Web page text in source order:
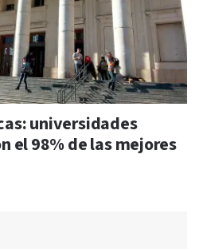
universidades
el 98% de las mejores